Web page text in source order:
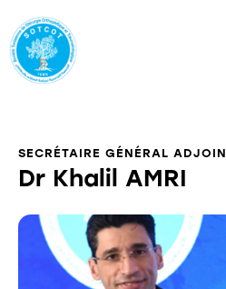
SECRÉTAIRE GÉNÉRAL
Dr Khalil AMRI